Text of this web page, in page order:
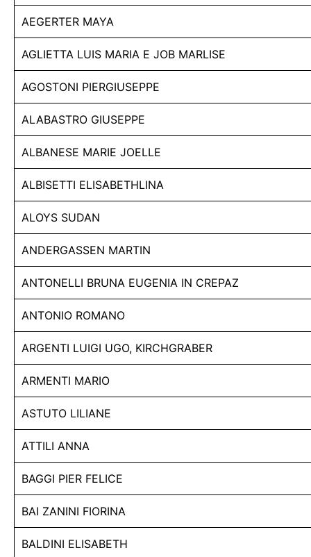
AEGERTER MAYA
AGLIETTA LUIS MARIA E JOB MARLISE
AGOSTONI PIERGIUSEPPE
ALABASTRO GIUSEPPE
ALBANESE MARIE JOELLE
ALBISETTI ELISABETHLINA
ALOYS SUDAN
ANDERGASSEN MARTIN
ANTONELLI BRUNA EUGENIA IN CREPAZ
ANTONIO ROMANO
ARGENTI LUIGI UGO, KIRCHGRABER
ARMENTI MARIO
ASTUTO LILIANE
ATTILI ANNA
BAGGI PIER FELICE
BAI ZANINI FIORINA
BALDINI ELISABETH